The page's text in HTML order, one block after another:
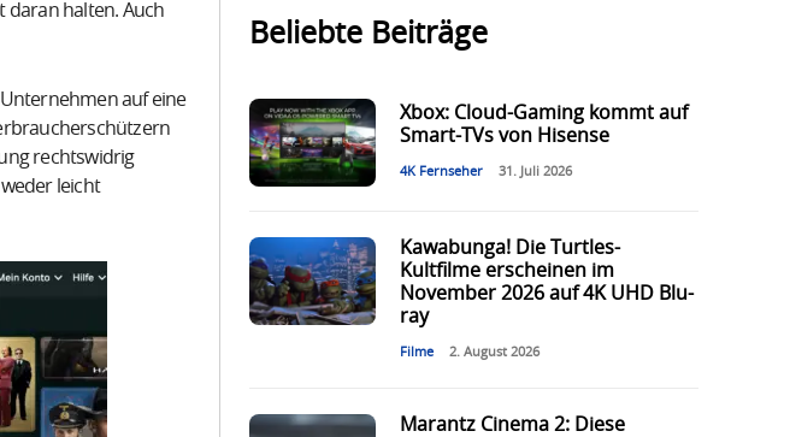
daran halten. Auch
auf eine
rechtswidrig
leicht
Beliebte Beiträge
Xbox: Cloud-Gaming kommt auf
Smart-TVs von Hisense
4K Fernseher 31. Juli 2026
Kawabunga! Die Turtles-
Kultfilme erscheinen im
November 2026 auf 4K UHD Blu-
ray
Filme 2. August 2026
Marantz Cinema 2: Diese